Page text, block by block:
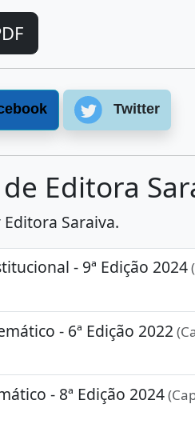
Twitter
Editora
Saraiva.
- 9ª Edição 2024
- 6ª Edição 2022
- 8ª Edição 2024